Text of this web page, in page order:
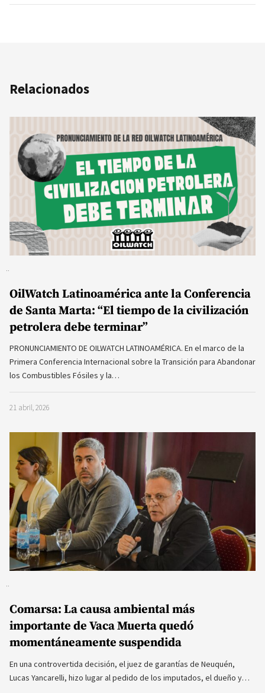
Relacionados
OilWatch Latinoamérica ante la Conferencia
de Santa Marta: “El tiempo de la civilización
petrolera debe terminar”
PRONUNCIAMIENTO DE OILWATCH LATINOAMÉRICA. En el marco de la
Primera Conferencia Internacional sobre la Transición para Abandonar
los Combustibles Fósiles y la…
21 abril, 2026
Comarsa: La causa ambiental más
importante de Vaca Muerta quedó
momentáneamente suspendida
En una controvertida decisión, el juez de garantías de Neuquén,
Lucas Yancarelli, hizo lugar al pedido de los imputados, el dueño y…